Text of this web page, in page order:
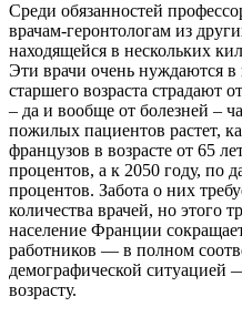
Среди обязанностей
врачам-геронтологам из
находящейся в нескольких
Эти врачи очень нуждаются
старшего возраста страдают
– да и вообще от болезней –
пожилых пациентов растет,
французов в возрасте от 65
процентов, а к 2050 году,
процентов. Забота о них
количества врачей, но этого
население Франции
работников — в полном
демографической
возрасту.